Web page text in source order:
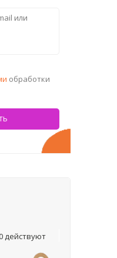
обработки
действуют